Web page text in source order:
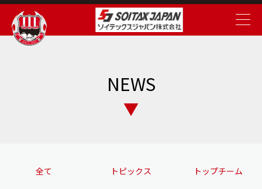
NEWS
全て トピックス トップチーム